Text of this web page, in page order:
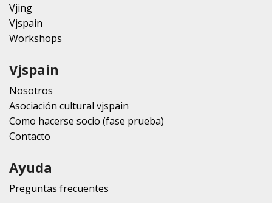
Vjing
Vjspain
Workshops
Vjspain
Nosotros
Asociación cultural vjspain
Como hacerse socio (fase prueba)
Contacto
Ayuda
Preguntas frecuentes